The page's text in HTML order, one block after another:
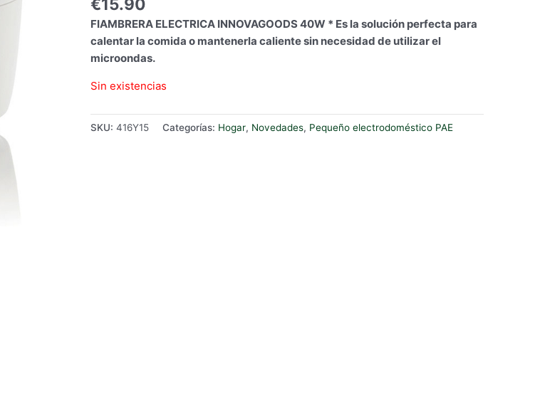
FIAMBRERA ELECTRICA INNOVAGOODS 40W * Es la solución perfecta para
calentar la comida o mantenerla caliente sin necesidad de utilizar el
microondas.
Sin existencias
SKU: 416Y15 Categorías: Hogar, Novedades, Pequeño electrodoméstico PAE